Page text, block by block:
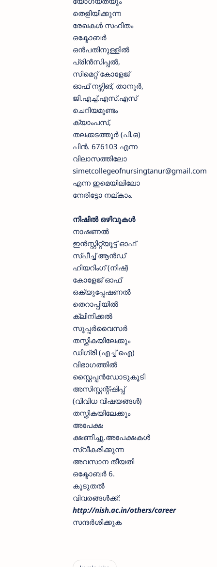
തെളിയിക്കുന്ന
രേഖകൾ സഹിതം
ഒക്ടോബർ
ഒൻപതിനുള്ളിൽ
പ്രിൻസിപ്പൽ,
സിമെറ്റ് കോളേജ്
ഓഫ് നഴ്സിങ്, താനൂർ,
ജി.എച്ച്.എസ്.എസ്
ചെറിയമുണ്ടം
ക്യാംപസ്,
തലക്കടത്തൂർ (പി.ഒ)
പിൻ. 676103 എന്ന
വിലാസത്തിലോ
simetcollegeofnursingtanur@gmail.com
എന്ന ഇമെയിലിലോ
നേരിട്ടോ നല്കാം.
നിഷിൽ ഒഴിവുകൾ
നാഷണൽ
ഇൻസ്റ്റിറ്റ്യൂട്ട് ഓഫ്
സ്പീച്ച് ആൻഡ്
ഹിയറിംഗ് (നിഷ്)
കോളേജ് ഓഫ്
ഒക്യുപ്പേഷണൽ
തെറാപ്പിയിൽ
ക്ലിനിക്കൽ
സൂപ്പർവൈസർ
തസ്തികയിലേക്കും
ഡിഗ്രി (എച്ച് ഐ)
വിഭാഗത്തിൽ
സ്റ്റൈപ്പൻഡോടുകൂടി
അസിസ്റ്റന്റ്ഷിപ്പ്
(വിവിധ വിഷയങ്ങൾ)
തസ്തികയിലേക്കും
അപേക്ഷ
ക്ഷണിച്ചു.അപേക്ഷകൾ
സ്വീകരിക്കുന്ന
അവസാന തീയതി
ഒക്ടോബർ 6.
കൂടുതൽ
വിവരങ്ങൾക്ക്:
http://nish.ac.in/others/career
സന്ദർശിക്കുക